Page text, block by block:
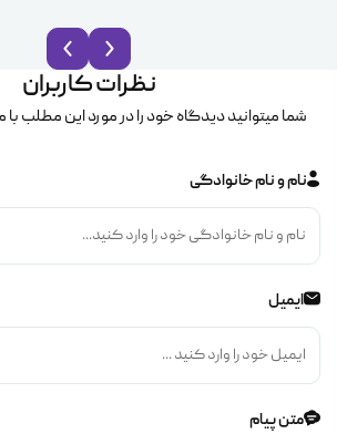
نظرات کاربران
شما میتوانید دیدگاه خود را در مورد این مطلب با
نام و نام خانوادگی
ایمیل
متن پیام